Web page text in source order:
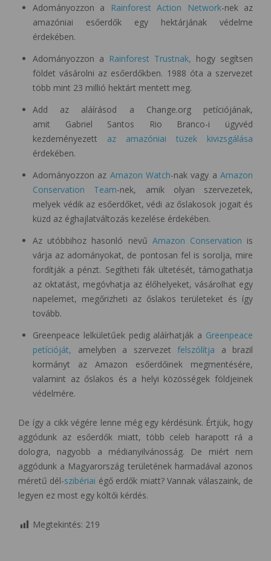
Adományozzon a Rainforest Action Network-nek az
amazóniai esőerdők egy hektárjának védelme
érdekében.
Adományozzon a Rainforest Trustnak, hogy segítsen
földet vásárolni az esőerdőkben. 1988 óta a szervezet
több mint 23 millió hektárt mentett meg.
Add az aláírásod a Change.org petíciójának,
amit Gabriel Santos Rio Branco-i ügyvéd
kezdeményezett az amazóniai tüzek kivizsgálása
érdekében.
Adományozzon az Amazon Watch-nak vagy aAmazon
Conservation Team-nek, amik olyan szervezetek,
melyek védik az esőerdőket, védi az őslakosok jogait és
küzd az éghajlatváltozás kezelése érdekében.
Az utóbbihoz hasonló nevű Amazon Conservation is
várja az adományokat, de pontosan fel is sorolja, mire
fordítják a pénzt. Segítheti fák ültetését, támogathatja
az oktatást, megóvhatja az élőhelyeket, vásárolhat egy
napelemet, megőrizheti az őslakos területeket és így
tovább.
Greenpeace lelkületűek pedig aláírhatják a Greenpeace
petícióját, amelyben a szervezet felszólítja a brazil
kormányt az Amazon esőerdőinek megmentésére,
valamint az őslakos és a helyi közösségek földjeinek
védelmére.
De így a cikk végére lenne még egy kérdésünk. Értjük, hogy
aggódunk az esőerdők miatt, több celeb harapott rá a
dologra, nagyobb a médianyilvánosság. De miért nem
aggódunk a Magyarország területének harmadával azonos
méretű dél-szibériai égő erdők miatt? Vannak válaszaink, de
legyen ez most egy költői kérdés.
Megtekintés: 219